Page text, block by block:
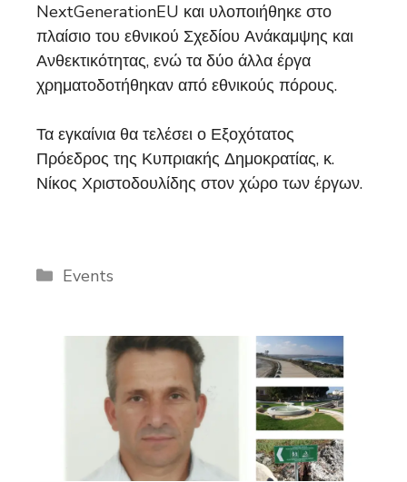
NextGenerationEU και υλοποιήθηκε στο
πλαίσιο του εθνικού Σχεδίου Ανάκαμψης και
Ανθεκτικότητας, ενώ τα δύο άλλα έργα
χρηματοδοτήθηκαν από εθνικούς πόρους.
Τα εγκαίνια θα τελέσει ο Εξοχότατος
Πρόεδρος της Κυπριακής Δημοκρατίας, κ.
Νίκος Χριστοδουλίδης στον χώρο των έργων.
Categories
Events